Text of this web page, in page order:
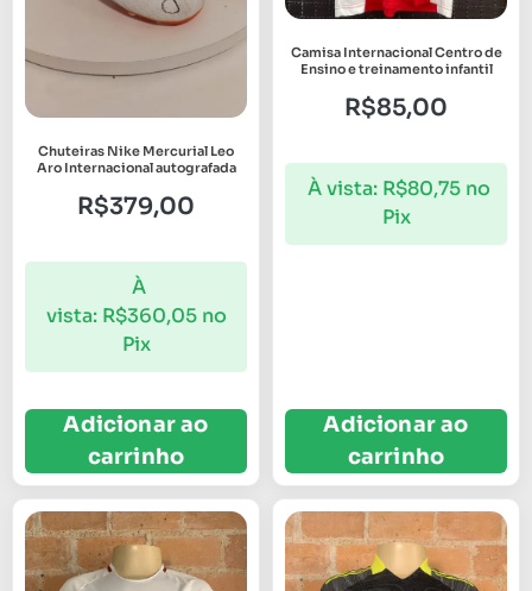
Chuteiras Nike Mercurial Leo
Aro Internacional autografada
R$379,00
À
vista: R$360,05 no
Pix
Adicionar ao
carrinho
Camisa Internacional Centro de
Ensino e treinamento infantil
R$85,00
À vista: R$80,75 no
Pix
Adicionar ao
carrinho